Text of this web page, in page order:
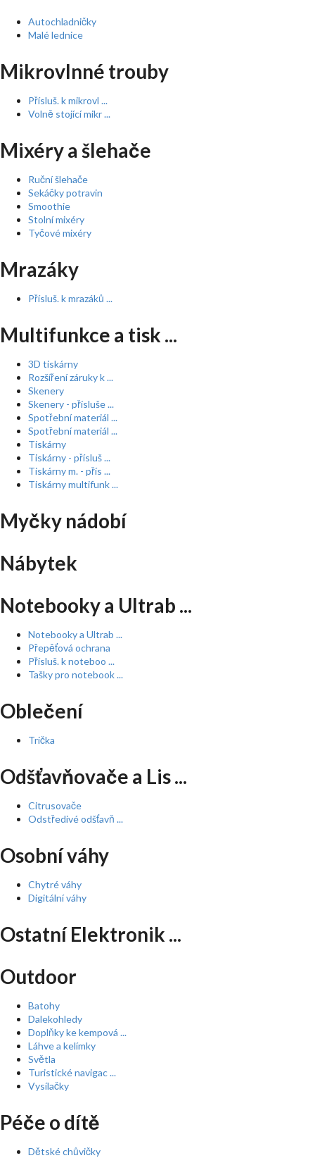
Autochladničky
Malé lednice
Mikrovlnné trouby
Přísluš. k mikrovl ...
Volně stojící mikr ...
Mixéry a šlehače
Ruční šlehače
Sekáčky potravin
Smoothie
Stolní mixéry
Tyčové mixéry
Mrazáky
Přísluš. k mrazáků ...
Multifunkce a tisk ...
3D tiskárny
Rozšíření záruky k ...
Skenery
Skenery - přísluše ...
Spotřební materiál ...
Spotřební materiál ...
Tiskárny
Tiskárny - přísluš ...
Tiskárny m. - přís ...
Tiskárny multifunk ...
Myčky nádobí
Nábytek
Notebooky a Ultrab ...
Notebooky a Ultrab ...
Přepěťová ochrana
Přísluš. k noteboo ...
Tašky pro notebook ...
Oblečení
Trička
Odšťavňovače a Lis ...
Citrusovače
Odstředivé odšťavň ...
Osobní váhy
Chytré váhy
Digitální váhy
Ostatní Elektronik ...
Outdoor
Batohy
Dalekohledy
Doplňky ke kempová ...
Láhve a kelímky
Světla
Turistické navigac ...
Vysílačky
Péče o dítě
Dětské chůvičky